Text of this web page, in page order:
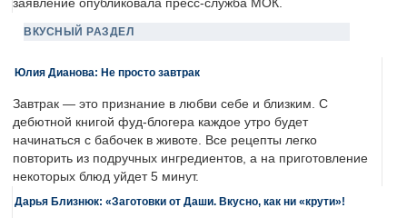
заявление опубликовала пресс-служба МОК.
ВКУСНЫЙ РАЗДЕЛ
Юлия Дианова: Не просто завтрак
Завтрак — это признание в любви себе и близким. С
дебютной книгой фуд-блогера каждое утро будет
начинаться с бабочек в животе. Все рецепты легко
повторить из подручных ингредиентов, а на приготовление
некоторых блюд уйдет 5 минут.
Дарья Близнюк: «Заготовки от Даши. Вкусно, как ни «крути»!